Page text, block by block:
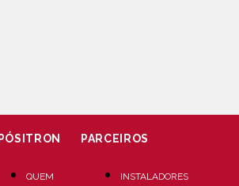
QUEM
PARCEIROS
INSTALADORES